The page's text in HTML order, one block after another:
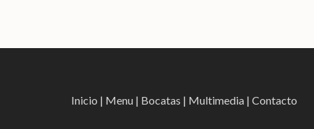
Inicio | Menu | Bocatas | Multimedia | Contacto